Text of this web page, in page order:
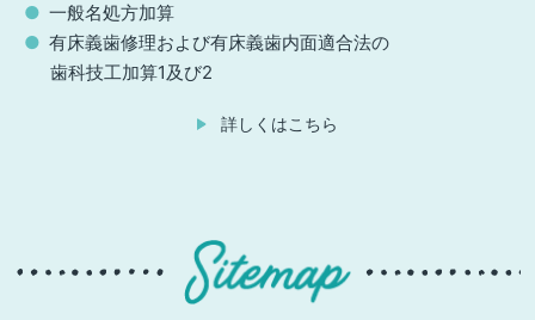
一般名処方加算
有床義歯修理および有床義歯内面適合法の
歯科技工加算1及び2
詳しくはこちら